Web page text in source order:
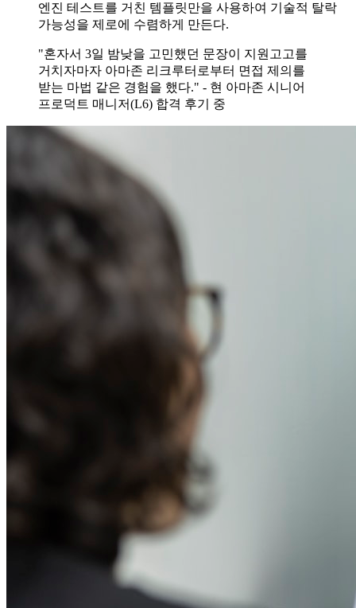
엔진 테스트를 거친 템플릿만을 사용하여 기술적 탈락
가능성을 제로에 수렴하게 만든다.
"혼자서 3일 밤낮을 고민했던 문장이 지원고고를
거치자마자 아마존 리크루터로부터 면접 제의를
받는 마법 같은 경험을 했다." - 현 아마존 시니어
프로덕트 매니저(L6) 합격 후기 중